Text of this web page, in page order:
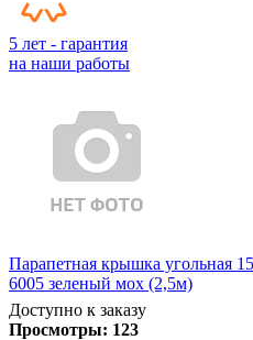
5 лет - гарантия
на наши работы
Парапетная крышка угольная
6005 зеленый мох (2,5м)
Доступно к заказу
Просмотры: 123